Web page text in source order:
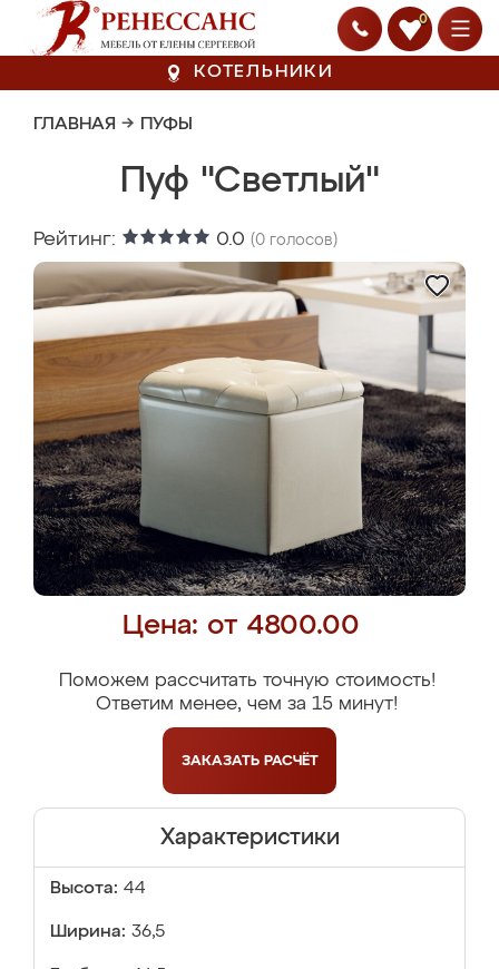
0
КОТЕЛЬНИКИ
ГЛАВНАЯ → ПУФЫ
Пуф "Светлый"
Рейтинг: 0.0 (0 голосов)
Цена: от 4800.00
Поможем рассчитать точную стоимость!
Ответим менее, чем за 15 минут!
ЗАКАЗАТЬ РАСЧЁТ
Характеристики
Высота: 44
Ширина: 36,5